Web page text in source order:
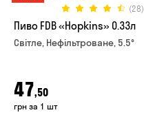
(28)
Пиво FDB «Hopkins» 0.33л
Світле, Нефільтроване, 5.5°
47,50
грн за 1 шт